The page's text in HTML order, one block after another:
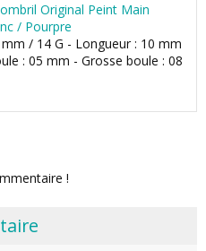
Original Peint Main
/ Pourpre
mm / 14 G - Longueur : 10 mm
: 05 mm - Grosse boule : 08
!